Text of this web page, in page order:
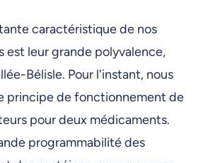
caractéristique de nos
est leur grande polyvalence,
Bélisle. Pour l'instant, nous
principe de fonctionnement de
pour deux médicaments.
programmabilité des